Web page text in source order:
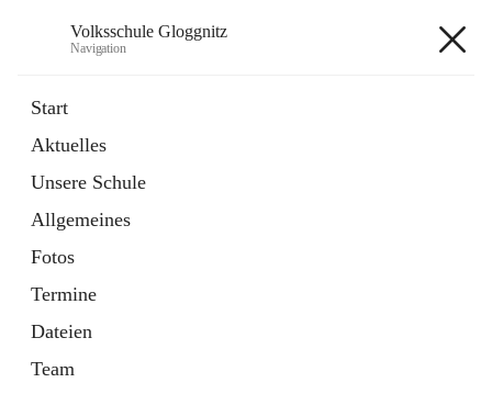
Volksschule Gloggnitz
Navigation
Start
Aktuelles
Unsere Schule
Allgemeines
Fotos
Termine
Dateien
Team
Seite
in
Tab
Elternverein
öffnet
in
neuem
Tab